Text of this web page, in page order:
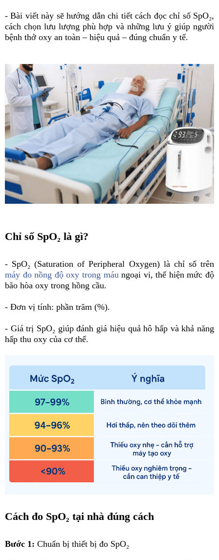
- Bài viết này sẽ hướng dẫn chi tiết cách đọc chỉ số SpO₂,
cách chọn lưu lượng phù hợp và những lưu ý giúp người
bệnh thở oxy an toàn – hiệu quả – đúng chuẩn y tế.
Chỉ số SpO₂ là gì?
- SpO₂ (Saturation of Peripheral Oxygen) là chỉ số trên
máy đo nồng độ oxy trong máu ngoại vi, thể hiện mức độ
bão hòa oxy trong hồng cầu.
- Đơn vị tính: phần trăm (%).
- Giá trị SpO₂ giúp đánh giá hiệu quả hô hấp và khả năng
hấp thu oxy của cơ thể.
Cách đo SpO₂ tại nhà đúng cách
Bước 1: Chuẩn bị thiết bị đo SpO₂